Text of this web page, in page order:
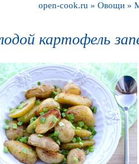
open-cook.ru » Овощи»
картофель